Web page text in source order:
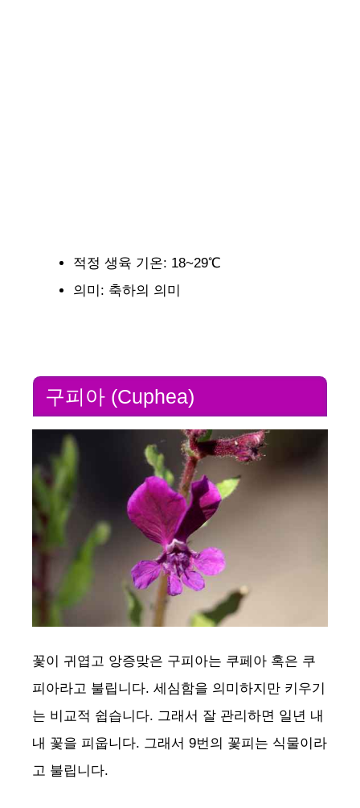
적정 생육 기온: 18~29℃
의미: 축하의 의미
구피아 (Cuphea)
꽃이 귀엽고 앙증맞은 구피아는 쿠페아 혹은 쿠
피아라고 불립니다. 세심함을 의미하지만 키우기
는 비교적 쉽습니다. 그래서 잘 관리하면 일년 내
내 꽃을 피웁니다. 그래서 9번의 꽃피는 식물이라
고 불립니다.